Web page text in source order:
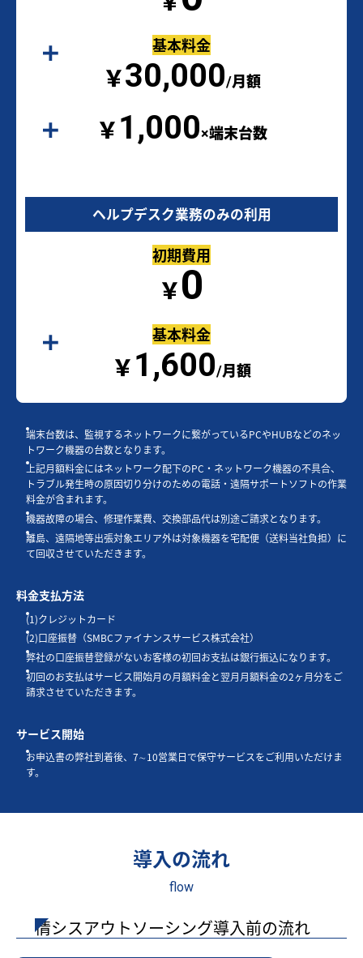
基本料金
￥30,000/月額
￥ 1,000×端末台数
ヘルプデスク業務のみの利用
初期費用
￥0
基本料金
￥ 1,600/月額
端末台数は、監視するネットワークに繋がっているPCやHUBなどのネッ
トワーク機器の台数となります。
上記月額料金にはネットワーク配下のPC・ネットワーク機器の不具合、
トラブル発生時の原因切り分けのための電話・遠隔サポートソフトの作業
料金が含まれます。
機器故障の場合、修理作業費、交換部品代は別途ご請求となります。
離島、遠隔地等出張対象エリア外は対象機器を宅配便（送料当社負担）に
て回収させていただきます。
料金支払方法
(1)クレジットカード
(2)口座振替（SMBCファイナンスサービス株式会社）
弊社の口座振替登録がないお客様の初回お支払は銀行振込になります。
初回のお支払はサービス開始月の月額料金と翌月月額料金の2ヶ月分をご
請求させていただきます。
サービス開始
お申込書の弊社到着後、7∼10営業日で保守サービスをご利用いただけま
す。
導入の流れ
flow
情シスアウトソーシング導入前の流れ